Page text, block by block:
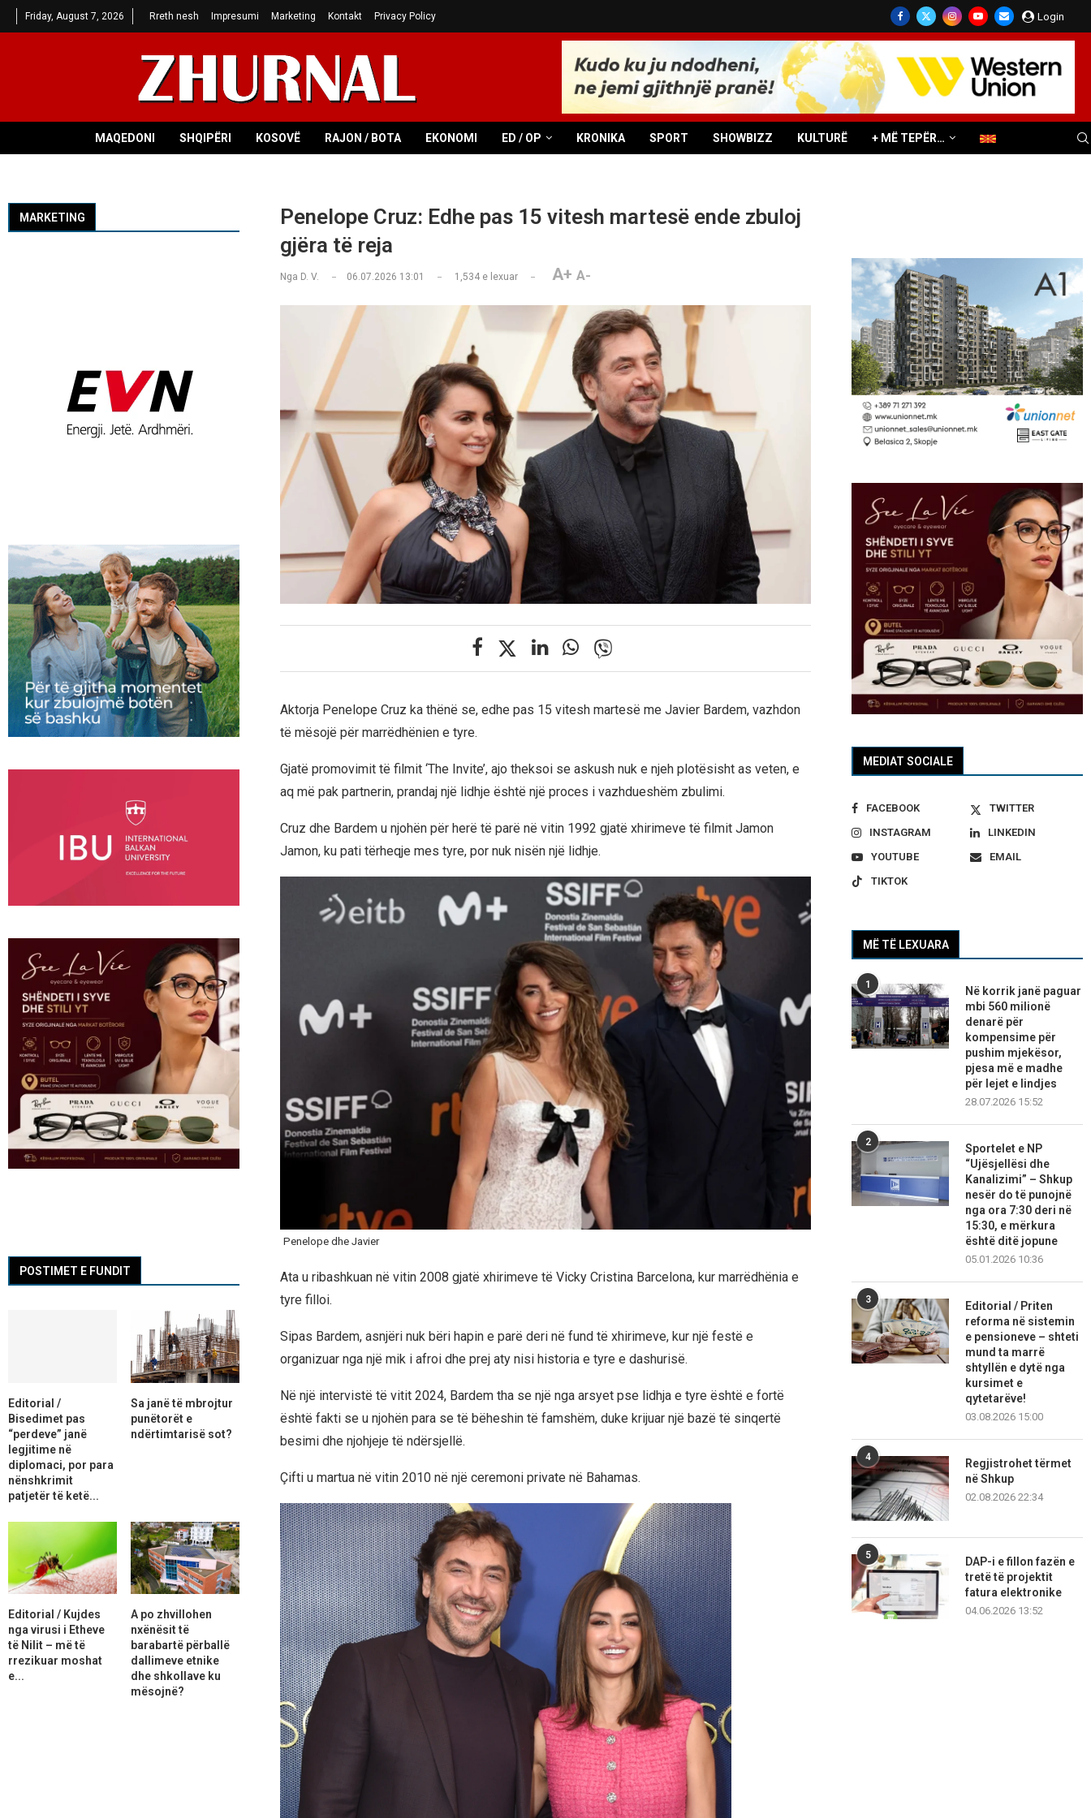
Friday, August 7, 2026 Rreth nesh Impresumi Marketing Kontakt Privacy Policy Login
MAQEDONI SHQIPËRI KOSOVË RAJON / BOTA EKONOMI ED / OP KRONIKA SPORT SHOWBIZZ KULTURË + MË TEPËR…
Penelope Cruz: Edhe pas 15 vitesh martesë ende zbuloj
gjëra të reja
Nga D. V. 06.07.2026 13:01 1,534e lexuar A+ A-
Aktorja Penelope Cruz ka thënë se, edhe pas 15 vitesh martesë me Javier Bardem, vazhdon
të mësojë për marrëdhënien e tyre.
Gjatë promovimit të filmit ‘The Invite’, ajo theksoi se askush nuk e njeh plotësisht as veten, e
aq më pak partnerin, prandaj një lidhje është një proces i vazhdueshëm zbulimi.
Cruz dhe Bardem u njohën për herë të parë në vitin 1992 gjatë xhirimeve të filmit Jamon
Jamon, ku pati tërheqje mes tyre, por nuk nisën një lidhje.
Penelope dhe Javier
Ata u ribashkuan në vitin 2008 gjatë xhirimeve të Vicky Cristina Barcelona, kur marrëdhënia e
tyre filloi.
Sipas Bardem, asnjëri nuk bëri hapin e parë deri në fund të xhirimeve, kur një festë e
organizuar nga një mik i afroi dhe prej aty nisi historia e tyre e dashurisë.
Në një intervistë të vitit 2024, Bardem tha se një nga arsyet pse lidhja e tyre është e fortë
është fakti se u njohën para se të bëheshin të famshëm, duke krijuar një bazë të sinqertë
besimi dhe njohjeje të ndërsjellë.
Çifti u martua në vitin 2010 në një ceremoni private në Bahamas.
MEDIAT SOCIALE
FACEBOOK
TWITTER
INSTAGRAM
LINKEDIN
YOUTUBE
EMAIL
TIKTOK
MË TË LEXUARA
1
Në korrik janë paguar
mbi 560 milionë
denarë për
kompensime për
pushim mjekësor,
pjesa më e madhe
për lejet e lindjes
28.07.2026 15:52
2
Sportelet e NP
“Ujësjellësi dhe
Kanalizimi” – Shkup
nesër do të punojnë
nga ora 7:30 deri në
15:30, e mërkura
është ditë jopune
05.01.2026 10:36
3
Editorial / Priten
reforma në sistemin
e pensioneve – shteti
mund ta marrë
shtyllën e dytë nga
kursimet e
qytetarëve!
03.08.2026 15:00
4
Regjistrohet tërmet
në Shkup
02.08.2026 22:34
5
DAP-i e fillon fazën e
tretë të projektit
fatura elektronike
04.06.2026 13:52
MARKETING
POSTIMET E FUNDIT
Editorial /
Bisedimet pas
“perdeve” janë
legjitime në
diplomaci, por para
nënshkrimit
patjetër të ketë...
Sa janë të mbrojtur
punëtorët e
ndërtimtarisë sot?
Editorial / Kujdes
nga virusi i Etheve
të Nilit – më të
rrezikuar moshat
e...
A po zhvillohen
nxënësit të
barabartë përballë
dallimeve etnike
dhe shkollave ku
mësojnë?